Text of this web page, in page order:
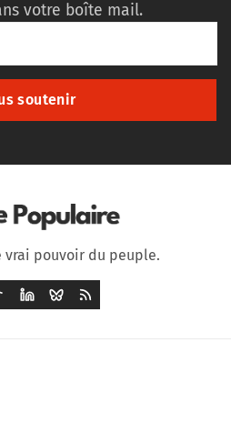
votre boîte mail.
soutenir
vrai pouvoir du peuple.